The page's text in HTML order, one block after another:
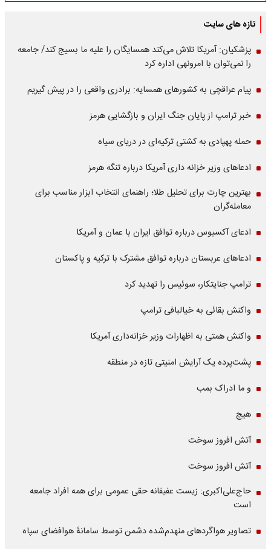
تازه های سایت
پزشکیان: آمریکا تلاش می‌کند همسایگان را علیه ما بسیج کند/ جامعه
را نمی‌توان با امرونهی اداره کرد
پیام عراقچی به کشورهای همسایه: برادری واقعی را در پیش گیریم
خبر ترامپ از پایان جنگ ایران و بازگشایی هرمز
حمله پهپادی به کشتی ترکیه‌ای در دریای سیاه
ادعاهای وزیر خزانه داری آمریکا درباره تنگه هرمز
بهترین چارت برای تحلیل طلا؛ راهنمای انتخاب ابزار مناسب برای
معامله‌گران
ادعای آکسیوس درباره توافق ایران با عمان و آمریکا
ادعاهای عربستان درباره توافق مشترک با ترکیه و پاکستان
ترامپ جنایتکار، سوئیس را تهدید کرد
واکنش بقائی به خیالبافی ترامپ
واکنش همتی به اظهارات وزیر خزانه‌داری آمریکا
پشت‌پرده یک آرایش امنیتی تازه در منطقه
و ما ادراک بمب
هیچ
آتش افروز سوخت
آتش افروز سوخت
حاج‌علی‌اکبری: زیست عفیفانه حقی عمومی برای همه افراد جامعه
است
تصاویر هواگردهای منهدم‌شده دشمن توسط سامانۀ هوافضای سپاه